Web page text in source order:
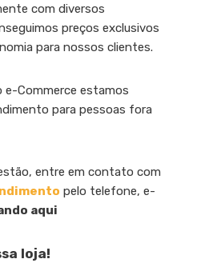
com diversos
preços exclusivos
para nossos clientes.
e-Commerce estamos
para pessoas fora
entre em contato com
pelo telefone, e-
aqui
loja!